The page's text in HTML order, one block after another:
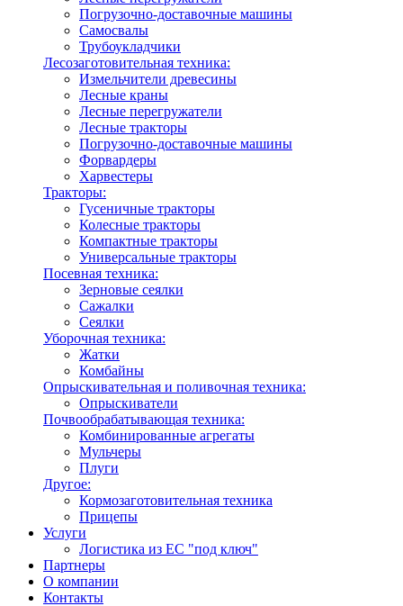
Погрузочно-доставочные машины
Самосвалы
Трубоукладчики
Лесозаготовительная техника:
Измельчители древесины
Лесные краны
Лесные перегружатели
Лесные тракторы
Погрузочно-доставочные машины
Форвардеры
Харвестеры
Тракторы:
Гусеничные тракторы
Колесные тракторы
Компактные тракторы
Универсальные тракторы
Посевная техника:
Зерновые сеялки
Сажалки
Сеялки
Уборочная техника:
Жатки
Комбайны
Опрыскивательная и поливочная техника:
Опрыскиватели
Почвообрабатывающая техника:
Комбинированные агрегаты
Мульчеры
Плуги
Другое:
Кормозаготовительная техника
Прицепы
Услуги
Логистика из ЕС "под ключ"
Партнеры
О компании
Контакты